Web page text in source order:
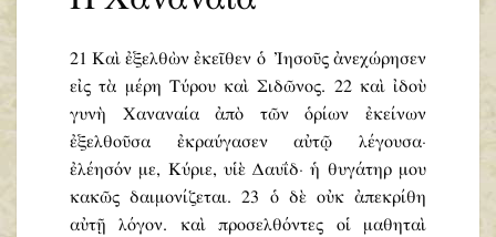
21 Καὶ ἐξελθὼν ἐκεῖθεν ὁ Ἰησοῦς ἀνεχώρησεν
εἰς τὰ μέρη Τύρου καὶ Σιδῶνος. 22 καὶ ἰδοὺ
γυνὴ Χαναναία ἀπὸ τῶν ὁρίων ἐκείνων
ἐξελθοῦσα ἐκραύγασεν αὐτῷ λέγουσα·
ἐλέησόν με, Κύριε, υἱὲ Δαυΐδ· ἡ θυγάτηρ μου
κακῶς δαιμονίζεται. 23 ὁ δὲ οὐκ ἀπεκρίθη
αὐτῇ λόγον. καὶ προσελθόντες οἱ μαθηταὶ